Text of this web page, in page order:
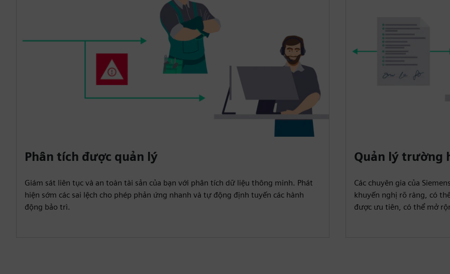
Phân tích được quản lý
Giám sát liên tục và an toàn tài sản của bạn với phân tích dữ liệu thông minh. Phát
hiện sớm các sai lệch cho phép phản ứng nhanh và tự động định tuyến các hành
động bảo trì.
Quản lý trường
Các chuyên gia của
khuyến nghị rõ ràng, có
được ưu tiên, có thể mở